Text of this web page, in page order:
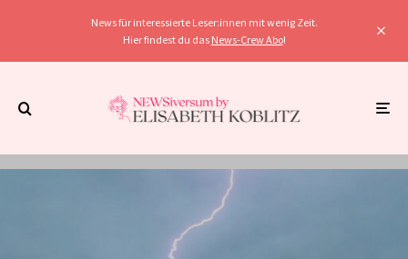
News für interessierte Leser:innen mit wenig Zeit.
Hier findest du das News-Crew Abo!